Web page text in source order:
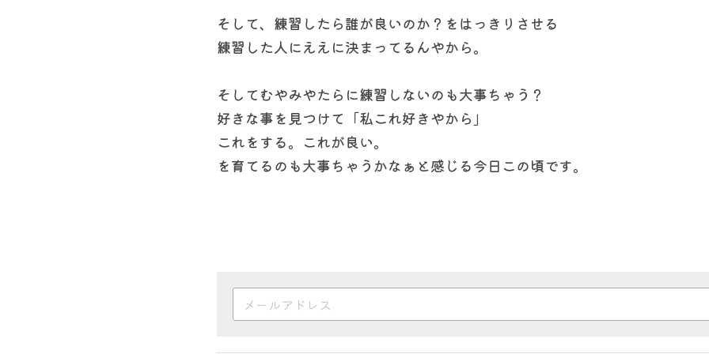
そして、練習したら誰が良いのか？をはっきりさせる
練習した人にええに決まってるんやから。
そしてむやみやたらに練習しないのも大事ちゃう？
好きな事を見つけて「私これ好きやから」
これをする。これが良い。
を育てるのも大事ちゃうかなぁと感じる今日この頃です。